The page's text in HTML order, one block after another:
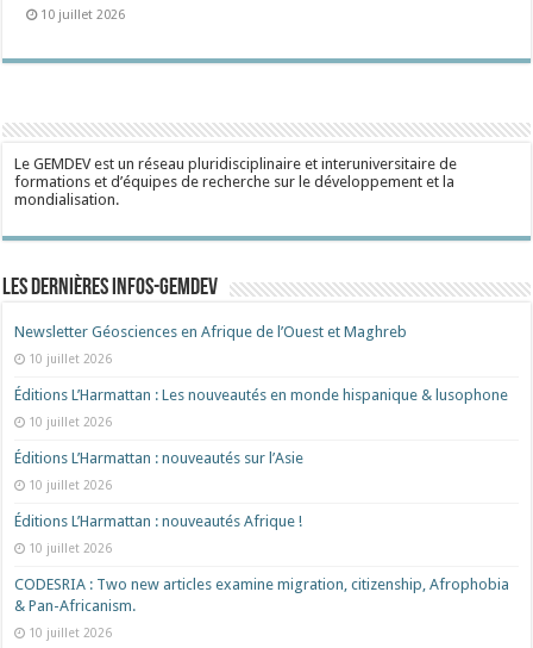
10 juillet 2026
Le GEMDEV est un réseau pluridisciplinaire et interuniversitaire de
formations et d’équipes de recherche sur le développement et la
mondialisation.
Les dernières Infos-Gemdev
Newsletter Géosciences en Afrique de l’Ouest et Maghreb
10 juillet 2026
Éditions L’Harmattan : Les nouveautés en monde hispanique & lusophone
10 juillet 2026
Éditions L’Harmattan : nouveautés sur l’Asie
10 juillet 2026
Éditions L’Harmattan : nouveautés Afrique !​
10 juillet 2026
CODESRIA : Two new articles examine migration, citizenship, Afrophobia
& Pan-Africanism.
10 juillet 2026